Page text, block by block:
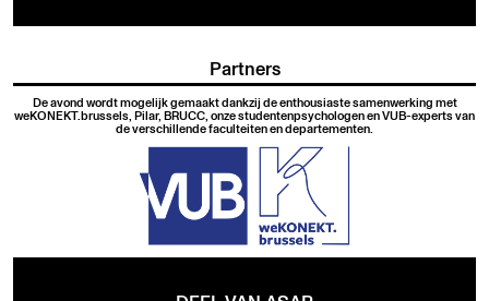
Partners
De avond wordt mogelijk gemaakt dankzij de enthousiaste samenwerking met
weKONEKT.brussels, Pilar, BRUCC, onze studentenpsychologen en VUB-experts van
de verschillende faculteiten en departementen.